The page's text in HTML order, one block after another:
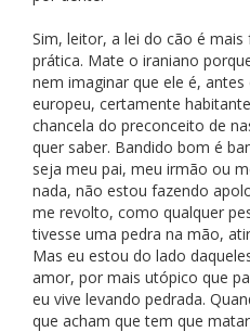
Sim, leitor, a lei do cão é
prática. Mate o iraniano
nem imaginar que ele é,
europeu, certamente
chancela do preconceito de
quer saber. Bandido bom é
seja meu pai, meu irmão ou
nada, não estou fazendo
me revolto, como qualquer
tivesse uma pedra na mão,
Mas eu estou do lado
amor, por mais utópico que
eu vive levando pedrada.
que acham que tem que